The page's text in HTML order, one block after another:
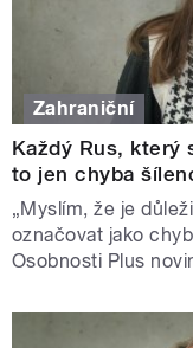
Zahraniční
Každý Rus, který
to jen chyba
„Myslím, že je
označovat jako
Osobnosti Plus